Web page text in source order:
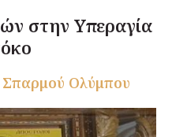
στην Υπεραγία
Ολύμπου